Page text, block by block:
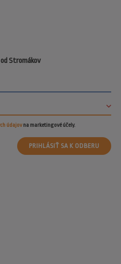
Stromákov
údajovna marketingové účely.
PRIHLÁSIŤ SA K ODBERU